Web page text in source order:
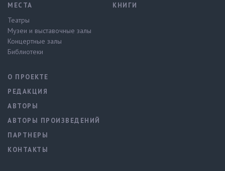
МЕСТА
Театры
Музеи и выставочные залы
Концертные залы
Библиотеки
КНИГИ
О ПРОЕКТЕ
РЕДАКЦИЯ
АВТОРЫ
АВТОРЫ ПРОИЗВЕДЕНИЙ
ПАРТНЕРЫ
КОНТАКТЫ